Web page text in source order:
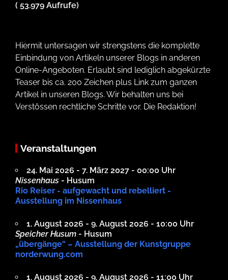
( 53.979 Aufrufe)
Hiermit untersagen wir strengstens die komplette
Einbindung von Artikeln unserer Blogs in anderen
Online-Angeboten. Erlaubt sind lediglich abgekürzte
Teaser bis ca. 200 Zeichen plus Link zum ganzen
Artikel in unseren Blogs. Wir behalten uns bei
Verstössen rechtliche Schritte vor. Die Redaktion!
Veranstaltungen
24. Mai 2026 - 7. März 2027 - 00:00 Uhr
Nissenhaus - Husum
Rio Reiser - aufgewacht und rebelliert -
Ausstellung im Nissenhaus
1. August 2026 - 9. August 2026 - 10:00 Uhr
Speicher Husum - Husum
„übergänge“ – Ausstellung der Kunstgruppe
norderwung.com
1. August 2026 - 9. August 2026 - 11:00 Uhr